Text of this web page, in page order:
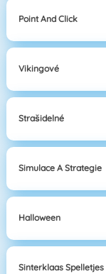
Point And Click
Vikingové
Strašidelné
Simulace A Strategie
Halloween
Sinterklaas Spelletjes